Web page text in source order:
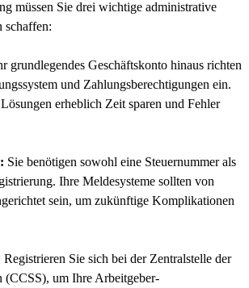
müssen Sie drei wichtige administrative
schaffen:
grundlegendes Geschäftskonto hinaus richten
und Zahlungsberechtigungen ein.
erheblich Zeit sparen und Fehler
Sie benötigen sowohl eine Steuernummer als
Ihre Meldesysteme sollten von
sein, um zukünftige Komplikationen
Registrieren Sie sich bei der Zentralstelle der
(CCSS), um Ihre Arbeitgeber-